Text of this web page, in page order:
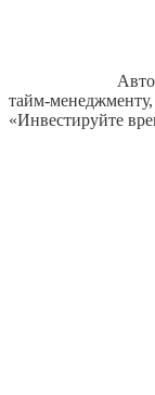
тайм-
«Инвестируйте